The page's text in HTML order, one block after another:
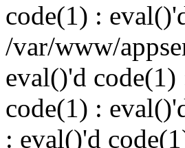
code(1) :
/var/www/
eval()'d
code(1) :
: eval()'d